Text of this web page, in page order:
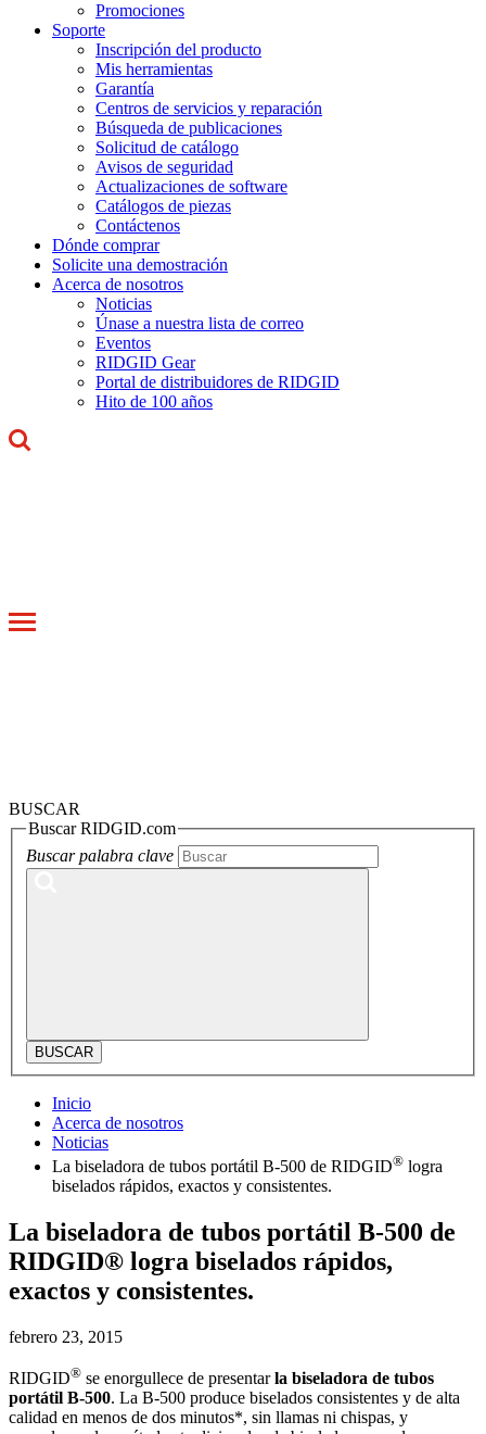
Promociones
Soporte
Inscripción del producto
Mis herramientas
Garantía
Centros de servicios y reparación
Búsqueda de publicaciones
Solicitud de catálogo
Avisos de seguridad
Actualizaciones de software
Catálogos de piezas
Contáctenos
Dónde comprar
Solicite una demostración
Acerca de nosotros
Noticias
Únase a nuestra lista de correo
Eventos
RIDGID Gear
Portal de distribuidores de RIDGID
Hito de 100 años
Toggle
BUSCAR
Buscar RIDGID.com
Buscar palabra clave
BUSCAR
Inicio
Acerca de nosotros
Noticias
La biseladora de tubos portátil B-500 de RIDGID® logra
biselados rápidos, exactos y consistentes.
La biseladora de tubos portátil B-500 de
RIDGID® logra biselados rápidos,
exactos y consistentes.
febrero 23, 2015
RIDGID® se enorgullece de presentarla biseladora de tubos
portátil B-500. La B-500 produce biselados consistentes y de alta
calidad en menos de dos minutos*, sin llamas ni chispas, y